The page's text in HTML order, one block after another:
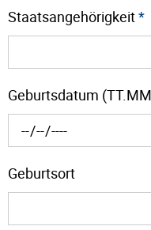
Staatsangehörigkeit*
Geburtsdatum
Geburtsort